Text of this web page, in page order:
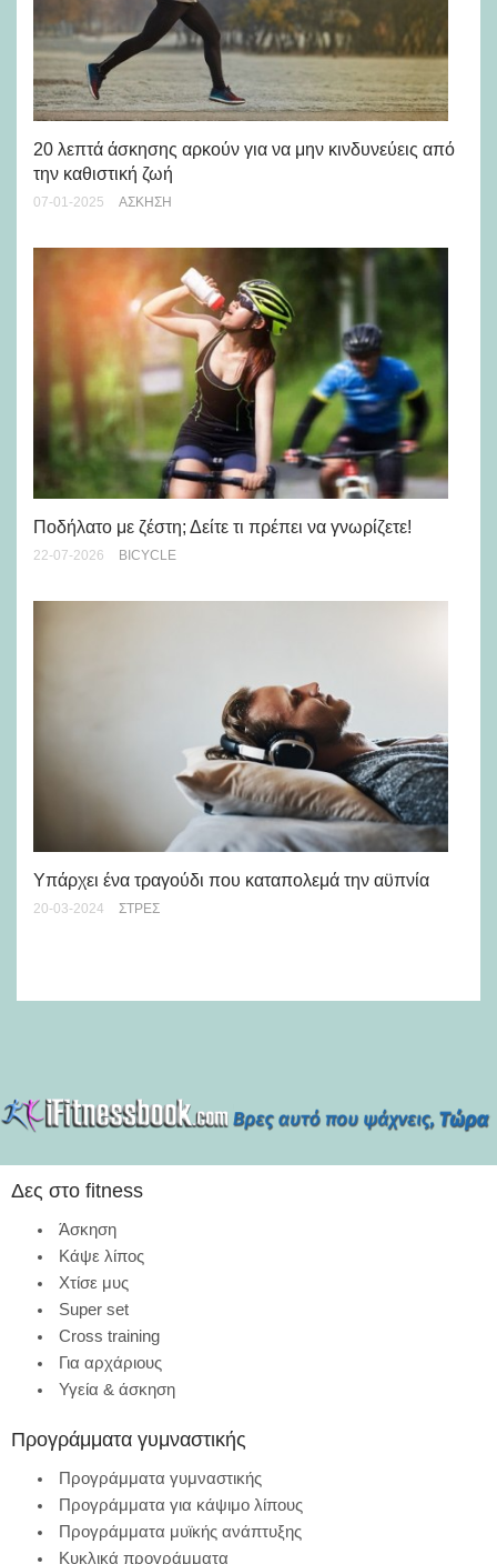
20 λεπτά άσκησης αρκούν για να μην κινδυνεύεις από
την καθιστική ζωή
07-01-2025 ΆΣΚΗΣΗ
Ποδήλατο με ζέστη; Δείτε τι πρέπει να γνωρίζετε!
22-07-2026 BICYCLE
Υπάρχει ένα τραγούδι που καταπολεμά την αϋπνία
20-03-2024 ΣΤΡΕΣ
Δες στο fitness
Άσκηση
Κάψε λίπος
Χτίσε μυς
Super set
Cross training
Για αρχάριους
Υγεία & άσκηση
Προγράμματα γυμναστικής
Προγράμματα γυμναστικής
Προγράμματα για κάψιμο λίπους
Προγράμματα μυϊκής ανάπτυξης
Κυκλικά προγράμματα